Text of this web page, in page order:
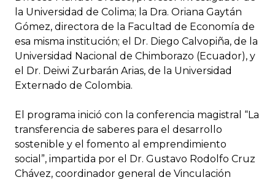
la Universidad de Colima; la Dra. Oriana Gaytán
Gómez, directora de la Facultad de Economía de
esa misma institución; el Dr. Diego Calvopiña, de la
Universidad Nacional de Chimborazo (Ecuador), y
el Dr. Deiwi Zurbarán Arias, de la Universidad
Externado de Colombia.
El programa inició con la conferencia magistral “La
transferencia de saberes para el desarrollo
sostenible y el fomento al emprendimiento
social”, impartida por el Dr. Gustavo Rodolfo Cruz
Chávez, coordinador general de Vinculación